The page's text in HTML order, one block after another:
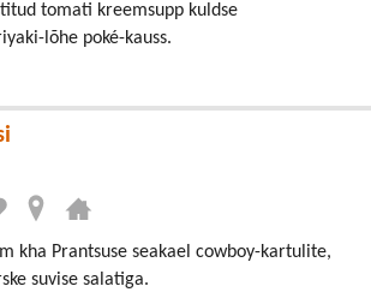
tomati kreemsupp kuldse
lõhe poké-kauss.
kha Prantsuse seakael cowboy-kartulite,
suvise salatiga.